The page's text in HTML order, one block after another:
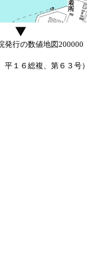
行の数値地図
１６総複、第６３号